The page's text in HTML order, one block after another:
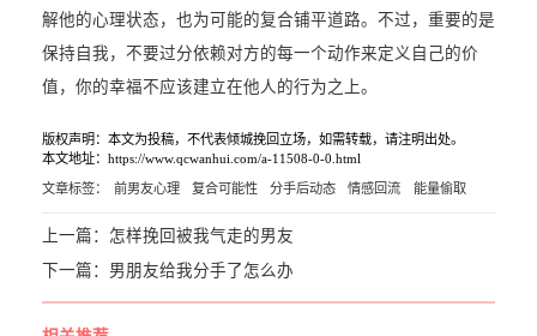
解他的心理状态，也为可能的复合铺平道路。不过，重要的是
保持自我，不要过分依赖对方的每一个动作来定义自己的价
值，你的幸福不应该建立在他人的行为之上。
版权声明：本文为投稿，不代表倾城挽回立场，如需转载，请注明出处。
本文地址：https://www.qcwanhui.com/a-11508-0-0.html
文章标签： 前男友心理 复合可能性 分手后动态 情感回流 能量偷取
上一篇： 怎样挽回被我气走的男友
下一篇： 男朋友给我分手了怎么办